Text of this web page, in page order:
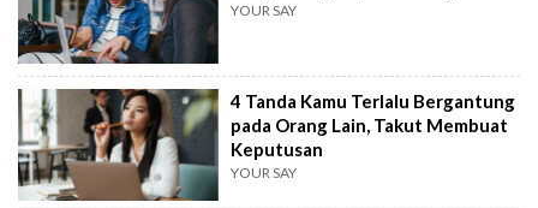
YOUR SAY
4 Tanda Kamu Terlalu Bergantung
pada Orang Lain, Takut Membuat
Keputusan
YOUR SAY